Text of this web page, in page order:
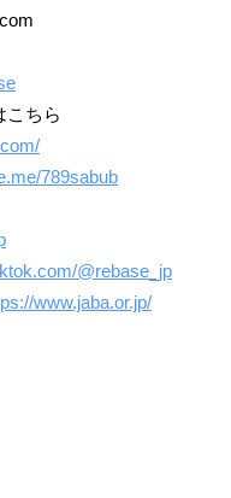
こちら
789sabub
@rebase_jp
www.jaba.or.jp/